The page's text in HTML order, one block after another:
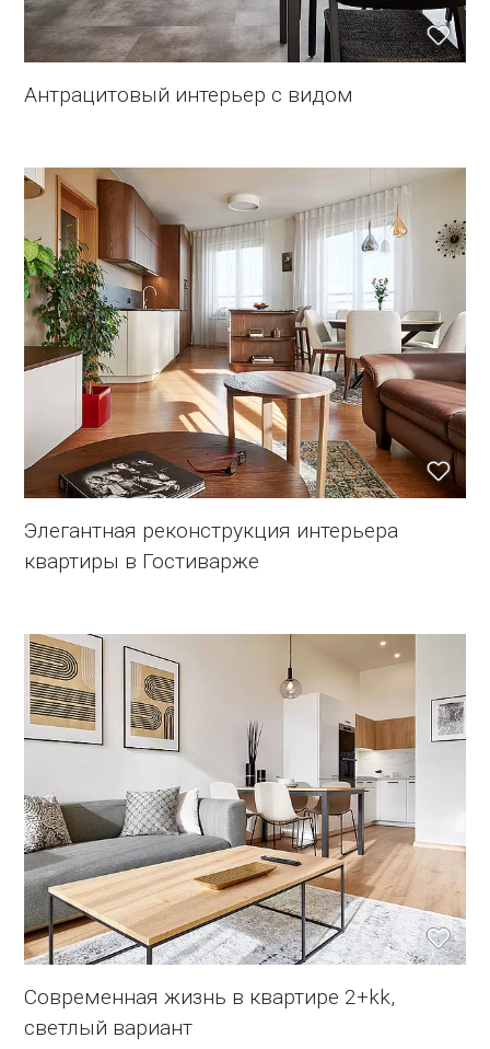
Антрацитовый интерьер с видом
Элегантная реконструкция интерьера
квартиры в Гостиварже
Современная жизнь в квартире 2+kk,
светлый вариант